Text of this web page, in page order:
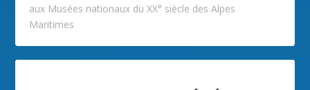
aux Musées nationaux du XX° siècle des Alpes
Maritimes